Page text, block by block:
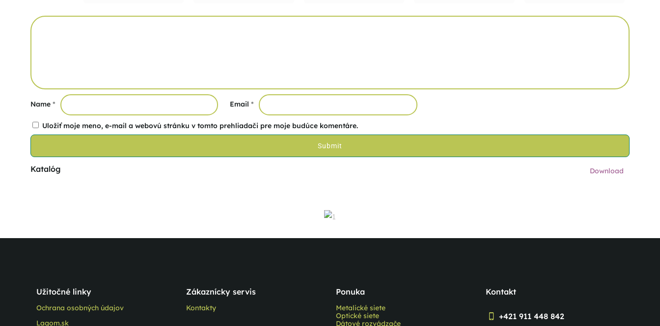
Name * Email*
Uložiť moje meno, e-mail a webovú stránku v tomto prehliadači pre moje budúce komentáre.
Katalóg Download
Užitočné linky
Ochrana osobných údajov
Lagom.sk
Zákaznícky servis
Kontakty
Ponuka
Metalické siete
Optické siete
Dátové rozvádzače
Kontakt
+421 911 448 842